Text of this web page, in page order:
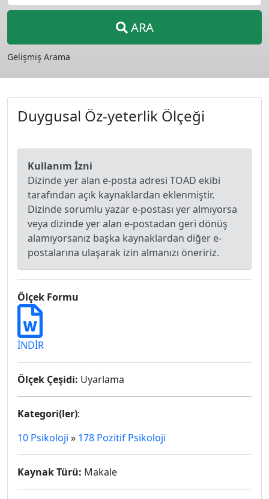
ARA
Gelişmiş Arama
Duygusal Öz-yeterlik Ölçeği
Kullanım İzni
Dizinde yer alan e-posta adresi TOAD ekibi
tarafından açık kaynaklardan eklenmiştir.
Dizinde sorumlu yazar e-postası yer almıyorsa
veya dizinde yer alan e-postadan geri dönüş
alamıyorsanız başka kaynaklardan diğer e-
postalarına ulaşarak izin almanızı öneririz.
Ölçek Formu
İNDİR
Ölçek Çeşidi: Uyarlama
Kategori(ler):
10 Psikoloji » 178 Pozitif Psikoloji
Kaynak Türü: Makale